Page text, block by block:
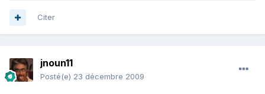
Citer
jnoun11
Posté(e) 23 décembre 2009